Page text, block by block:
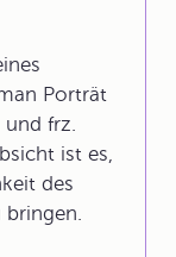
Porträt
und frz.
ist es,
des
bringen.